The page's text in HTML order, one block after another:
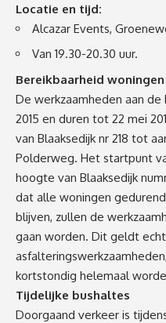
Locatie en tijd:
Alcazar Events,
Van 19.30-20.30 uur.
Bereikbaarheid woningen
De werkzaamheden aan
2015 en duren tot 22 mei
van Blaaksedijk nr 218 tot
Polderweg. Het startpunt
hoogte van Blaaksedijk
dat alle woningen
blijven, zullen de
gaan worden. Dit geldt
kortstondig helemaal
Tijdelijke bushaltes
Doorgaand verkeer is